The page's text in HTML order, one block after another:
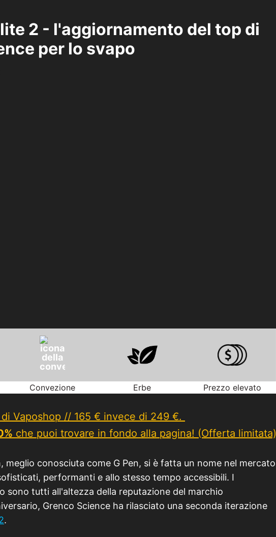
2 - l'aggiornamento del top di
per lo svapo
Convezione Erbe Prezzo elevato
Vaposhop // 165 € invece di 249 €.
che puoi trovare in fondo alla pagina! (Offerta limitata)
meglio conosciuta come G Pen, si è fatta un nome nel mercato
performanti e allo stesso tempo accessibili. I
sono tutti all'altezza della reputazione del marchio
Grenco Science ha rilasciato una seconda iterazione
.